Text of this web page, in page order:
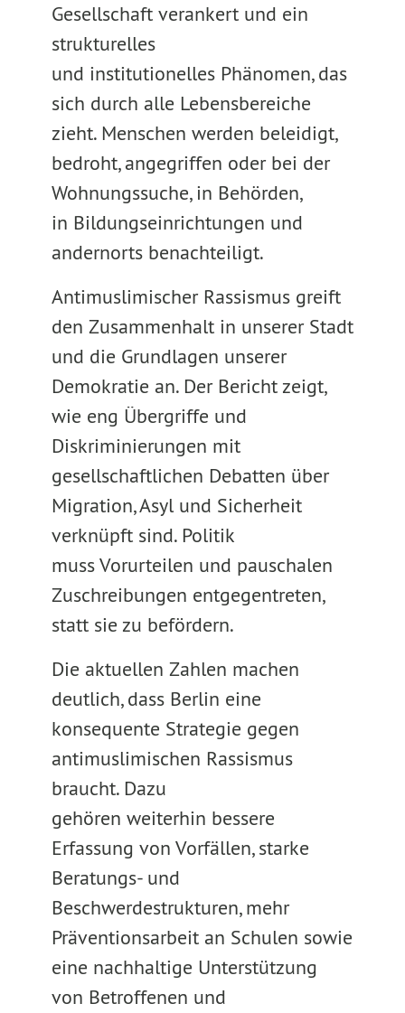
Gesellschaft verankert und ein
strukturelles
und institutionelles Phänomen, das
sich durch alle Lebensbereiche
zieht. Menschen werden beleidigt,
bedroht, angegriffen oder bei der
Wohnungssuche, in Behörden,
in Bildungseinrichtungen und
andernorts benachteiligt.
Antimuslimischer Rassismus greift
den Zusammenhalt in unserer Stadt
und die Grundlagen unserer
Demokratie an. Der Bericht zeigt,
wie eng Übergriffe und
Diskriminierungen mit
gesellschaftlichen Debatten über
Migration, Asyl und Sicherheit
verknüpft sind. Politik
muss Vorurteilen und pauschalen
Zuschreibungen entgegentreten,
statt sie zu befördern.
Die aktuellen Zahlen machen
deutlich, dass Berlin eine
konsequente Strategie gegen
antimuslimischen Rassismus
braucht. Dazu
gehören weiterhin bessere
Erfassung von Vorfällen, starke
Beratungs- und
Beschwerdestrukturen, mehr
Präventionsarbeit an Schulen sowie
eine nachhaltige Unterstützung
von Betroffenen und